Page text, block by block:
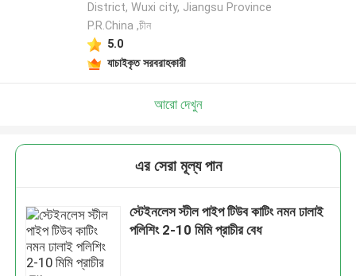
District, Wuxi city, Jiangsu Province
P.R.China ,চীন
5.0
যাচাইকৃত সরবরাহকারী
আরো দেখুন
এর সেরা মূল্য পান
স্টেইনলেস স্টীল পাইপ টিউব কাটিং নমন ঢালাই
পলিশিং 2-10 মিমি প্রাচীর বেধ